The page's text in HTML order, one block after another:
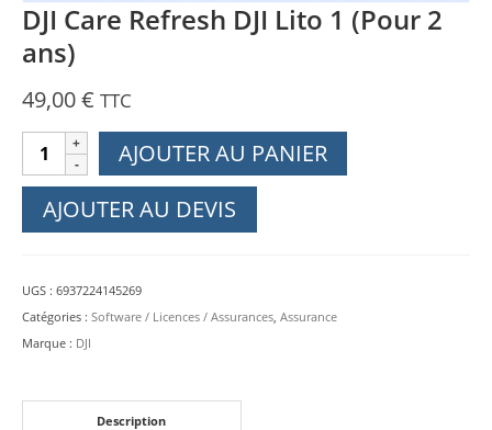
DJI Care Refresh DJI Lito 1 (Pour 2
ans)
49,00€ TTC
quantité
de
Care
Lito
1
(Pour
ans)
AJOUTER AU PANIER
AJOUTER AU DEVIS
UGS : 6937224145269
Catégories : Software / Licences / Assurances, Assurance
Marque : DJI
Description